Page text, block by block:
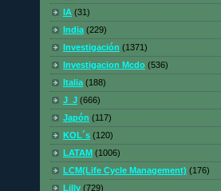
IA (31)
India (229)
Investigación (1371)
Investigacion Mcdo (536)
Italia (188)
J_J (666)
Japón (117)
KOL´s (120)
LATAM (1006)
LCM(Life Cycle Management) (176)
Lilly (729)